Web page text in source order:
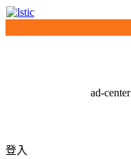
登入
ad-center